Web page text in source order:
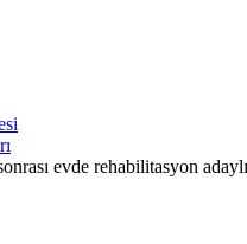
evde rehabilitasyon